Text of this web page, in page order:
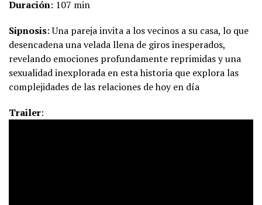
Duración: 107 min
Sipnosis: Una pareja invita a los vecinos a su casa, lo que
desencadena una velada llena de giros inesperados,
revelando emociones profundamente reprimidas y una
sexualidad inexplorada en esta historia que explora las
complejidades de las relaciones de hoy en día
Trailer: